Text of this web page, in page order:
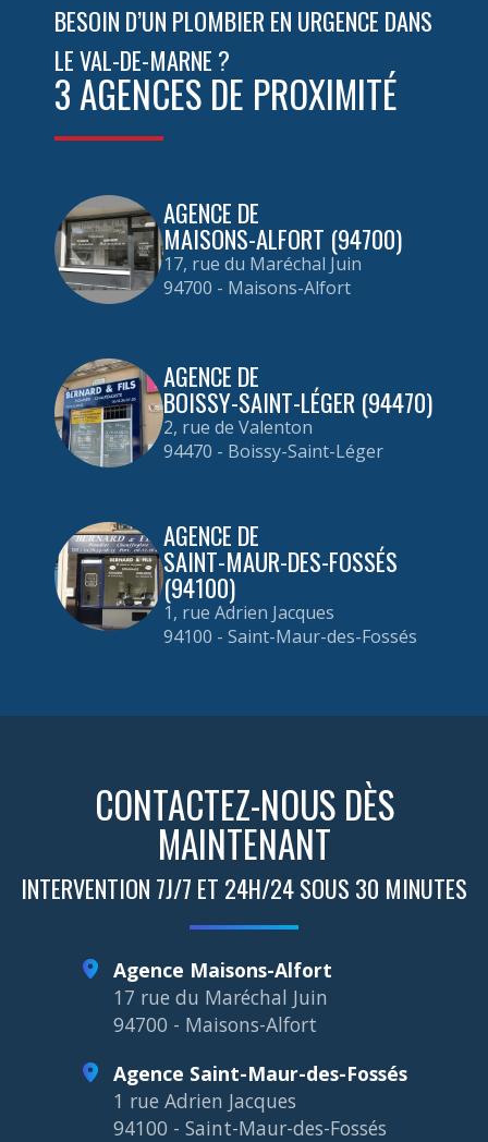
BESOIN D’UN PLOMBIER EN URGENCE DANS
LE VAL-DE-MARNE ?
3 AGENCES DE PROXIMITÉ
AGENCE DE
MAISONS-ALFORT (94700)
17, rue du Maréchal Juin
94700 - Maisons-Alfort
AGENCE DE
BOISSY-SAINT-LÉGER (94470)
2, rue de Valenton
94470 - Boissy-Saint-Léger
AGENCE DE
SAINT-MAUR-DES-FOSSÉS
(94100)
1, rue Adrien Jacques
94100 - Saint-Maur-des-Fossés
CONTACTEZ-NOUS DÈS
MAINTENANT
INTERVENTION 7J/7 ET 24H/24 SOUS 30 MINUTES
Agence Maisons-Alfort
17 rue du Maréchal Juin
94700 - Maisons-Alfort
Agence Saint-Maur-des-Fossés
1 rue Adrien Jacques
94100 - Saint-Maur-des-Fossés